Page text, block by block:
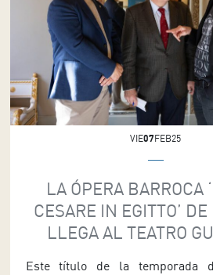
VIE07FEB25
LA ÓPERA BARROCA
CESARE IN EGITTO’
LLEGA AL TEATRO
Este título de la temporada